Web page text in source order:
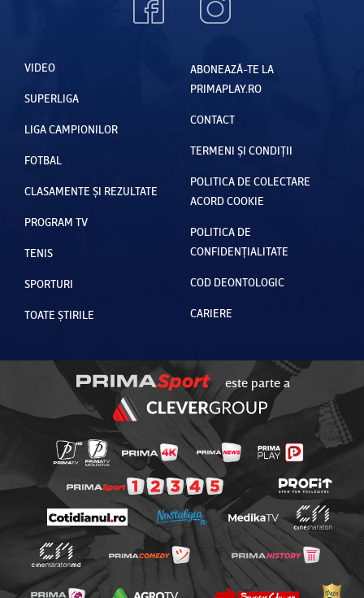
VIDEO
SUPERLIGA
LIGA CAMPIONILOR
FOTBAL
CLASAMENTE ȘI REZULTATE
PROGRAM TV
TENIS
SPORTURI
TOATE ȘTIRILE
ABONEAZĂ-TE LA
PRIMAPLAY.RO
CONTACT
TERMENI ȘI CONDIȚII
POLITICA DE COLECTARE
ACORD COOKIE
POLITICA DE
CONFIDENȚIALITATE
COD DEONTOLOGIC
CARIERE
este parte a